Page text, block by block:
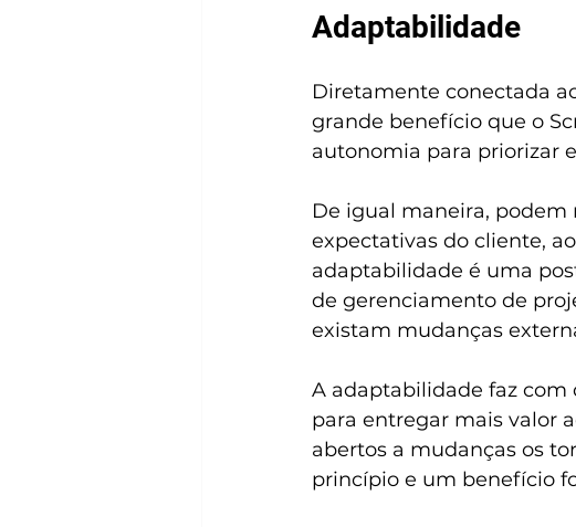
Adaptabilidade
Diretamente conectada
grande benefício que o
autonomia para priorizar
De igual maneira, podem
expectativas do cliente,
adaptabilidade é uma
de gerenciamento de
existam mudanças
A adaptabilidade faz
para entregar mais valor
abertos a mudanças os
princípio e um benefício